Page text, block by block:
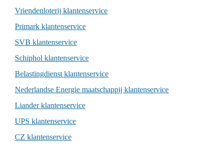
Vriendenloterij klantenservice
Primark klantenservice
SVB klantenservice
Schiphol klantenservice
Belastingdienst klantenservice
Nederlandse Energie maatschappij klantenservice
Liander klantenservice
UPS klantenservice
CZ klantenservice